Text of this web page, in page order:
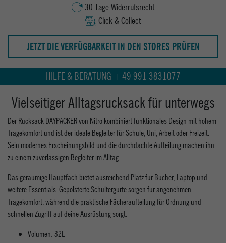
30 Tage Widerrufsrecht
Click & Collect
JETZT DIE VERFÜGBARKEIT IN DEN STORES PRÜFEN
HILFE & BERATUNG +49 991 3831077
Vielseitiger Alltagsrucksack für unterwegs
Der Rucksack DAYPACKER von Nitro kombiniert funktionales Design mit hohem
Tragekomfort und ist der ideale Begleiter für Schule, Uni, Arbeit oder Freizeit.
Sein modernes Erscheinungsbild und die durchdachte Aufteilung machen ihn
zu einem zuverlässigen Begleiter im Alltag.
Das geräumige Hauptfach bietet ausreichend Platz für Bücher, Laptop und
weitere Essentials. Gepolsterte Schultergurte sorgen für angenehmen
Tragekomfort, während die praktische Fächeraufteilung für Ordnung und
schnellen Zugriff auf deine Ausrüstung sorgt.
Volumen: 32L